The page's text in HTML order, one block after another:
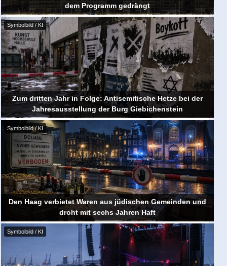
dem Programm gedrängt
Symbolbild / KI
Zum dritten Jahr in Folge: Antisemitische Hetze bei der
Jahresausstellung der Burg Giebichenstein
Symbolbild / KI
Den Haag verbietet Waren aus jüdischen Gemeinden und
droht mit sechs Jahren Haft
Symbolbild / KI